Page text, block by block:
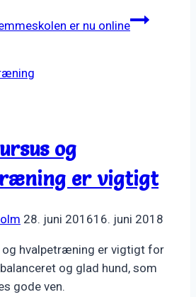
er nu online
og
er vigtigt
28. juni 201616. juni 2018
og hvalpetræning er vigtigt for
og glad hund, som
gode ven.